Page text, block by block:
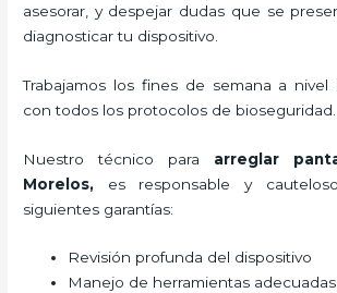
asesorar, y despejar dudas que se
diagnosticar tu dispositivo.
Trabajamos los fines de semana a nivel
con todos los protocolos de bioseguridad.
Nuestro técnico para arreglar
Morelos, es responsable y
siguientes garantías:
Revisión profunda del dispositivo
Manejo de herramientas adecuadas